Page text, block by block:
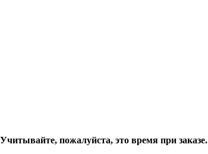
пожалуйста, это время при заказе.